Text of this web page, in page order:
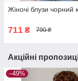
Жіночі блузи чорний
711 ₴ 790 ₴
Акційні
–49%